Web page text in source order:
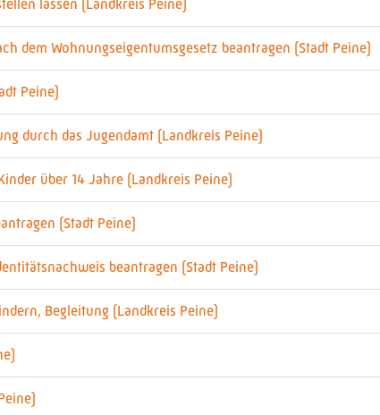
lassen (Landkreis Peine)
dem Wohnungseigentumsgesetz beantragen (Stadt Peine)
Peine)
durch das Jugendamt (Landkreis Peine)
über 14 Jahre (Landkreis Peine)
(Stadt Peine)
beantragen (Stadt Peine)
Begleitung (Landkreis Peine)